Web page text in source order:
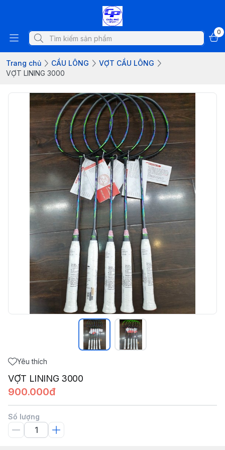
0
Trang chủ CẦU LÔNG
VỢT CẦU LÔNG
VỢT LINING 3000
Yêu thích
VỢT LINING 3000
900.000đ
Số lượng